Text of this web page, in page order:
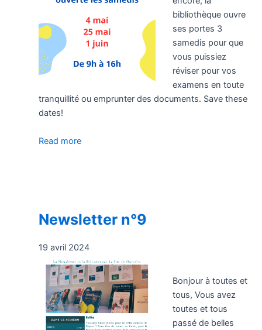
bibliothèque ouvre
ses portes 3
samedis pour que
vous puissiez
réviser pour vos
examens en toute
tranquillité ou emprunter des documents. Save these
dates!
Read more
Newsletter n°9
19 avril 2024
Bonjour à toutes et
tous, Vous avez
toutes et tous
passé de belles